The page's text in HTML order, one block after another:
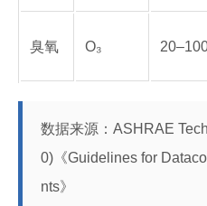
臭氧 O₃
数据来源：ASHRAE
0)《Guidelines for
nts》